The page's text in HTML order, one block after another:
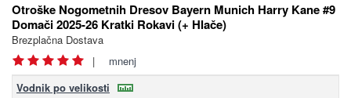
Otroške Nogometnih Dresov Bayern Munich Harry Kane #9
Domači 2025-26 Kratki Rokavi (+ Hlače)
Brezplačna Dostava
|
mnenj
Vodnik po velikosti